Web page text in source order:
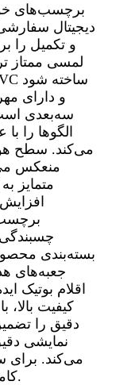
برچسب‌های
دیجیتال
و تکمیل را
لمسی ممتاز
و دارای
الگوها را
می‌کند. سطح
منعکس
متمایز
بسته‌بندی
جعبه‌های
اقلام بوتیک
کیفیت بالا،
دقیق را
نمایشی
می‌کند. برای
کامل مواد، با ما تماس بگیرید.